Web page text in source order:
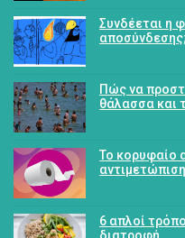
Συνδέεται η
αποσύνδεσης;
Πώς να
θάλασσα και
Το κορυφαίο
6 απλοί